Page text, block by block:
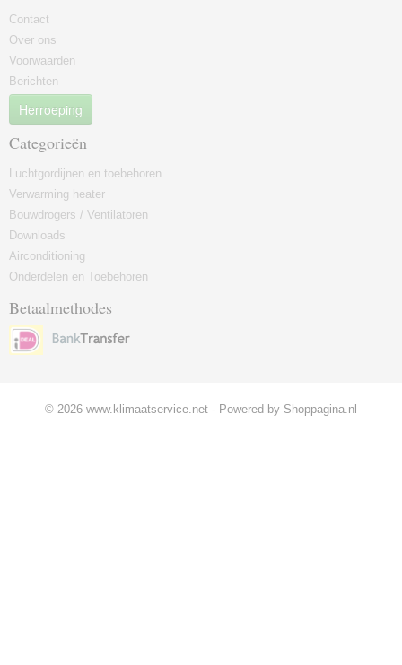
Contact
Over ons
Voorwaarden
Berichten
Herroeping
Categorieën
Luchtgordijnen en toebehoren
Verwarming heater
Bouwdrogers / Ventilatoren
Downloads
Airconditioning
Onderdelen en Toebehoren
Betaalmethodes
© 2026 www.klimaatservice.net - Powered by Shoppagina.nl